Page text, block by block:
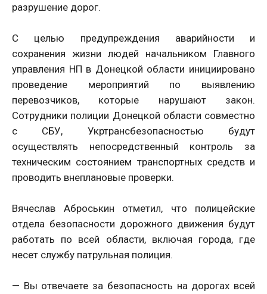
разрушение дорог.
С целью предупреждения аварийности и
сохранения жизни людей начальником Главного
управления НП в Донецкой области инициировано
проведение мероприятий по выявлению
перевозчиков, которые нарушают закон.
Сотрудники полиции Донецкой области совместно
с СБУ, Укртрансбезопасностью будут
осуществлять непосредственный контроль за
техническим состоянием транспортных средств и
проводить внеплановые проверки.
Вячеслав Аброськин отметил, что полицейские
отдела безопасности дорожного движения будут
работать по всей области, включая города, где
несет службу патрульная полиция.
— Вы отвечаете за безопасность на дорогах всей